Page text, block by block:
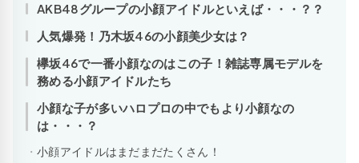
AKB48グループの小顔アイドルといえば・・・？？
人気爆発！乃木坂46の小顔美少女は？
欅坂46で一番小顔なのはこの子！雑誌専属モデルを
務める小顔アイドルたち
小顔な子が多いハロプロの中でもより小顔なの
は・・・？
小顔アイドルはまだまだたくさん！